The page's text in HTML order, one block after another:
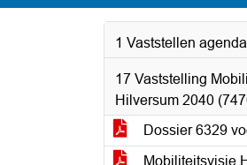
1 Vaststellen agenda
17 Vaststelling
Hilversum 2040
Dossier 6329
Mobiliteitsvisie